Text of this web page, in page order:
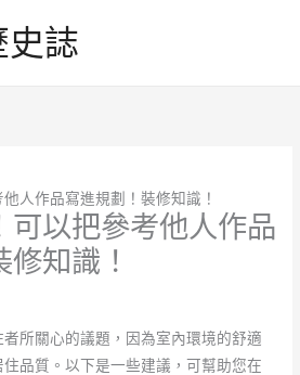
史誌
人作品寫進規劃！裝修知識！
可以把參考他人作品
知識！
所關心的議題，因為室內環境的舒適
品質。以下是一些建議，可幫助您在